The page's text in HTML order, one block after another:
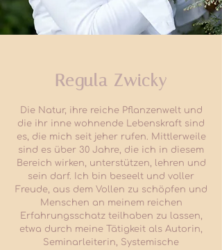
Regula Zwicky
Die Natur, ihre reiche Pflanzenwelt und
die ihr inne wohnende Lebenskraft sind
es, die mich seit jeher rufen. Mittlerweile
sind es über 30 Jahre, die ich in diesem
Bereich wirken, unterstützen, lehren und
sein darf. Ich bin beseelt und voller
Freude, aus dem Vollen zu schöpfen und
Menschen an meinem reichen
Erfahrungsschatz teilhaben zu lassen,
etwa durch meine Tätigkeit als Autorin,
Seminarleiterin, Systemische